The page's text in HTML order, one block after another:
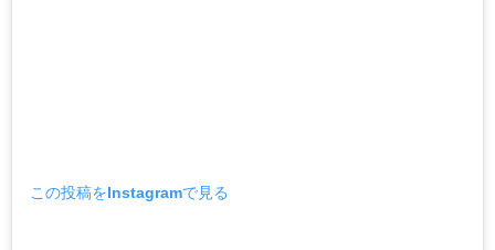
この投稿をInstagramで見る